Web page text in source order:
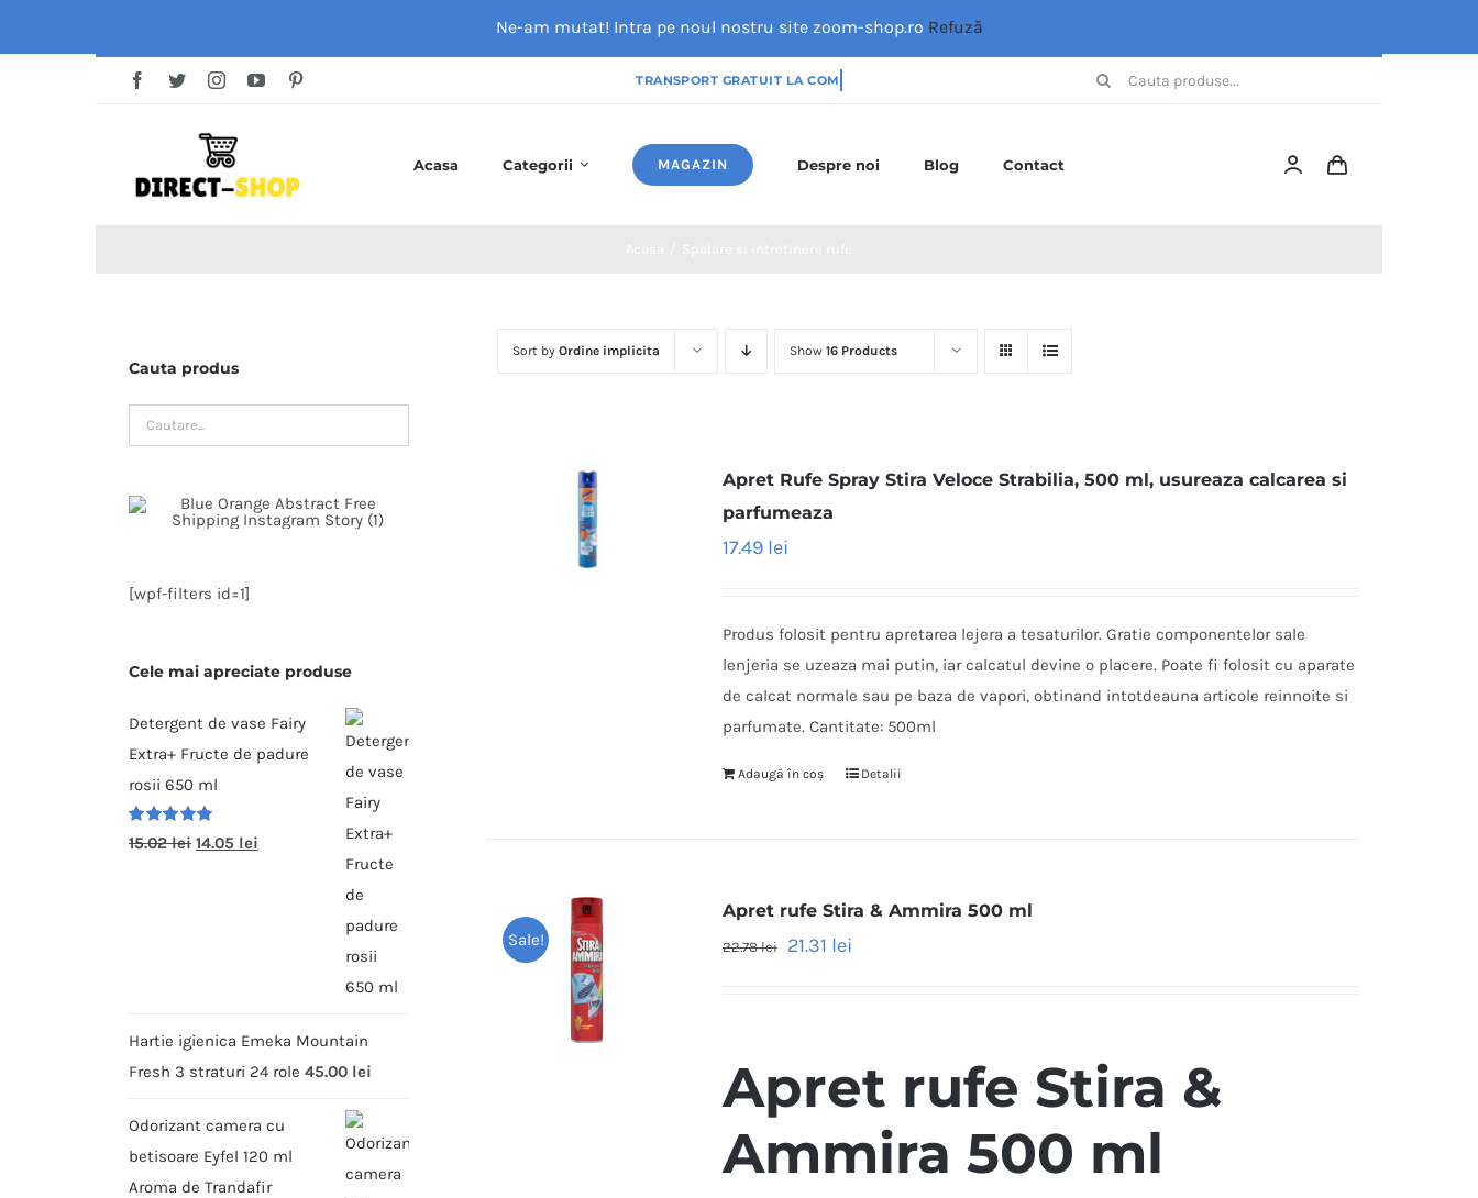
Cautare...
Acasa Categorii MAGAZIN Despre noi Blog Contact
Sort byOrdine implicita Show16 Products
Apret Rufe Spray Stira Veloce Strabilia, 500 ml, usureaza calcarea si
parfumeaza
17.49 lei
Produs folosit pentru apretarea lejera a tesaturilor. Gratie componentelor sale
lenjeria se uzeaza mai putin, iar calcatul devine o placere. Poate fi folosit cu aparate
de calcat normale sau pe baza de vapori, obtinand intotdeauna articole reinnoite si
parfumate. Cantitate: 500ml
Adaugă în coș Detalii
Sale!
Apret rufe Stira & Ammira 500 ml
22.78lei 21.31 lei
Apret rufe Stira &
Ammira 500 ml
Cauta produs
[wpf-filters id=1]
Cele mai apreciate produse
Detergent de vase Fairy
Extra+ Fructe de padure
rosii 650 ml
Evaluat la
5.00
din
15.02lei 14.05 lei
Hartie igienica Emeka Mountain
Fresh 3 straturi 24 role 45.00 lei
Odorizant camera cu
betisoare Eyfel 120 ml
Aroma de Trandafir
Ne-am mutat! Intra pe noul nostru site zoom-shop.ro Refuză